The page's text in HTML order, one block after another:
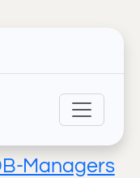
Managers